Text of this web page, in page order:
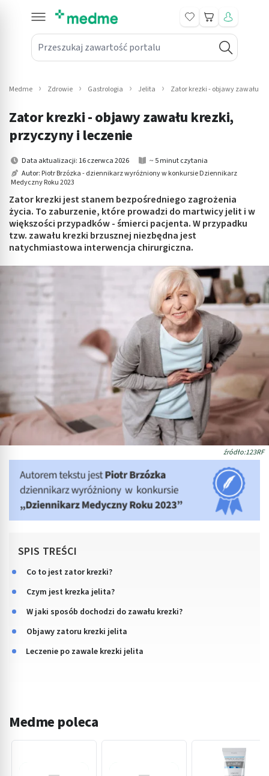
Przeszukaj zawartość portalu
Koszyk
submenu: Leki na receptę
submenu: Mama i dziecko
submenu: Kosmetyki
submenu: Higiena
submenu: Sprzęt medyczny
submenu: Intymne
submenu: Wellness
Medme Zdrowie Gastrologia Jelita Zator krezki - objawy zawału
Zator krezki - objawy zawału krezki,
przyczyny i leczenie
Data aktualizacji: 16 czerwca 2026
~ 5 minut czytania
Autor: Piotr Brzózka - dziennikarz wyróżniony w konkursie Dziennikarz
Medyczny Roku 2023
Zator krezki jest stanem bezpośredniego zagrożenia
życia. To zaburzenie, które prowadzi do martwicy jelit i w
większości przypadków - śmierci pacjenta. W przypadku
tzw. zawału krezki brzusznej niezbędna jest
natychmiastowa interwencja chirurgiczna.
źródło:123RF
SPIS TREŚCI
Co to jest zator krezki?
Czym jest krezka jelita?
W jaki sposób dochodzi do zawału krezki?
Objawy zatoru krezki jelita
Leczenie po zawale krezki jelita
Medme poleca